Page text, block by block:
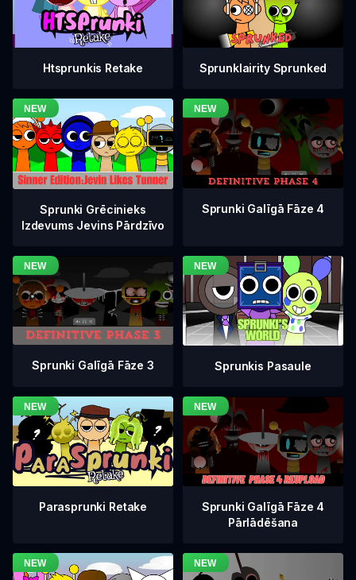
Htsprunkis Retake Sprunklairity Sprunked
Sprunki Grēcinieks
Izdevums Jevins Pārdzīvo
Sprunki Galīgā Fāze 4
Sprunki Galīgā Fāze 3 Sprunkis Pasaule
Parasprunki Retake
Sprunki Galīgā Fāze 4
Pārlādēšana